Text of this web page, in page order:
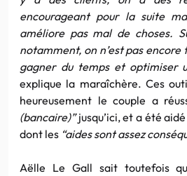
encourageant pour la suite
améliore pas mal de choses.
notamment, on n’est pas encore
gagner du temps et optimiser
explique la maraîchère. Ces
heureusement le couple a
(bancaire)”jusqu’ici, et a été
dont les “aides sont assez
Aëlle Le Gall sait toutefois